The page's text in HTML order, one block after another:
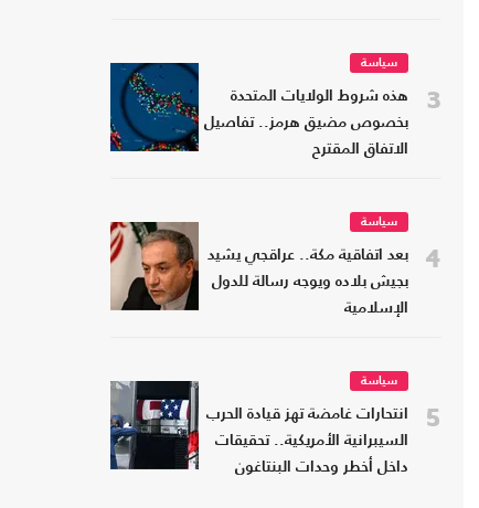
3
سياسة
هذه شروط الولايات المتحدة
بخصوص مضيق هرمز.. تفاصيل
الاتفاق المقترح
4
سياسة
بعد اتفاقية مكة.. عراقجي يشيد
بجيش بلاده ويوجه رسالة للدول
الإسلامية
5
سياسة
انتحارات غامضة تهز قيادة الحرب
السيبرانية الأمريكية.. تحقيقات
داخل أخطر وحدات البنتاغون